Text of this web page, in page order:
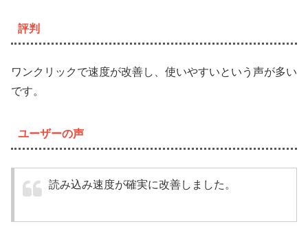
評判
ワンクリックで速度が改善し、使いやすいという声が多い
です。
ユーザーの声
読み込み速度が確実に改善しました。